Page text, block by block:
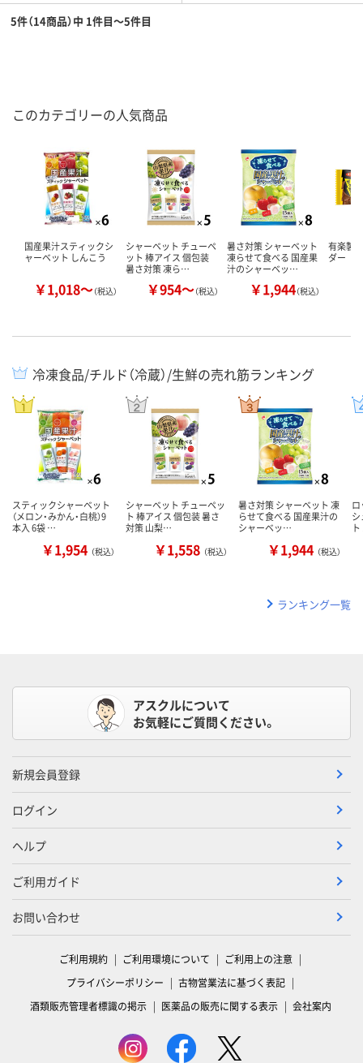
5件（14商品）中 1件目～5件目
このカテゴリーの人気商品
国産果汁スティックシ
ャーベット しんこう
￥1,018～（税込）
シャーベット チューペ
ット 棒アイス 個包装
暑さ対策 凍ら…
￥954～（税込）
暑さ対策 シャーベット
凍らせて食べる 国産果
汁のシャーベッ…
￥1,944（税込）
有楽製
ダー
冷凍食品/チルド（冷蔵）/生鮮の売れ筋ランキング
スティックシャーベット
（メロン・みかん・白桃）9
本入 6袋 …
￥1,954 （税込）
シャーベット チューペッ
ト 棒アイス 個包装 暑さ
対策 山梨…
￥1,558 （税込）
暑さ対策 シャーベット 凍
らせて食べる 国産果汁の
シャーベッ…
￥1,944 （税込）
ランキング一覧
アスクルについて
お気軽にご質問ください。
新規会員登録
ログイン
ヘルプ
ご利用ガイド
お問い合わせ
ご利用規約 ご利用環境について
ご利用上の注意
プライバシーポリシー
古物営業法に基づく表記
酒類販売管理者標識の掲示
医薬品の販売に関する表示 会社案内